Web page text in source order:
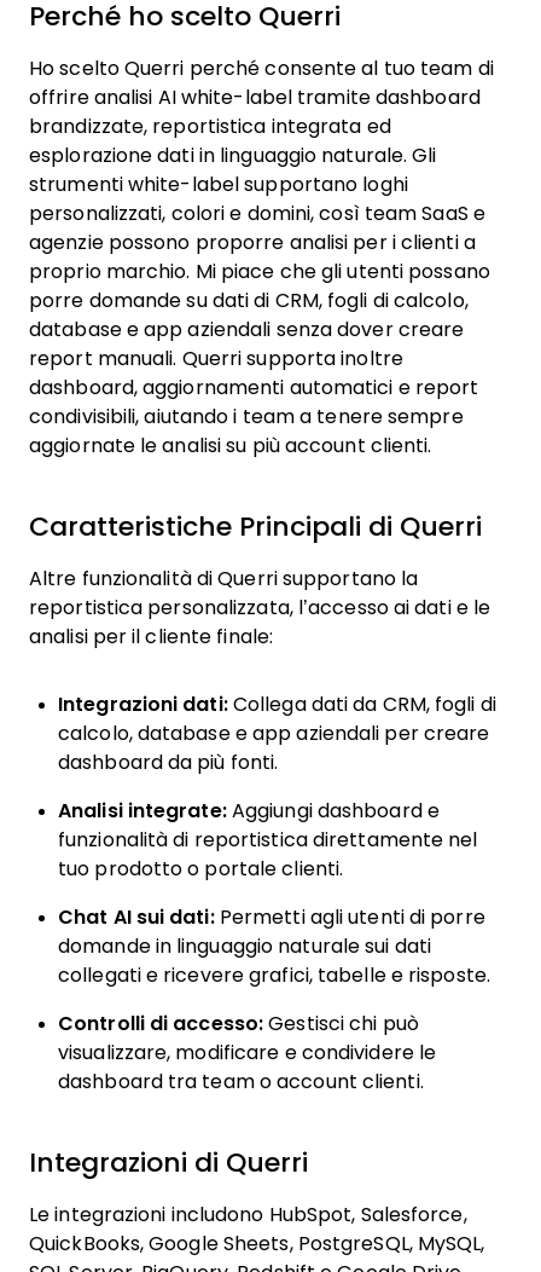
Perché ho scelto Querri
Ho scelto Querri perché consente al tuo team di
offrire analisi AI white-label tramite dashboard
brandizzate, reportistica integrata ed
esplorazione dati in linguaggio naturale. Gli
strumenti white-label supportano loghi
personalizzati, colori e domini, così team SaaS e
agenzie possono proporre analisi per i clienti a
proprio marchio. Mi piace che gli utenti possano
porre domande su dati di CRM, fogli di calcolo,
database e app aziendali senza dover creare
report manuali. Querri supporta inoltre
dashboard, aggiornamenti automatici e report
condivisibili, aiutando i team a tenere sempre
aggiornate le analisi su più account clienti.
Caratteristiche Principali di Querri
Altre funzionalità di Querri supportano la
reportistica personalizzata, l’accesso ai dati e le
analisi per il cliente finale:
Integrazioni dati:Collega dati da CRM, fogli di
calcolo, database e app aziendali per creare
dashboard da più fonti.
Analisi integrate:Aggiungi dashboard e
funzionalità di reportistica direttamente nel
tuo prodotto o portale clienti.
Chat AI sui dati:Permetti agli utenti di porre
domande in linguaggio naturale sui dati
collegati e ricevere grafici, tabelle e risposte.
Controlli di accesso: Gestisci chi può
visualizzare, modificare e condividere le
dashboard tra team o account clienti.
Integrazioni di Querri
Le integrazioni includono HubSpot, Salesforce,
QuickBooks, Google Sheets, PostgreSQL, MySQL,